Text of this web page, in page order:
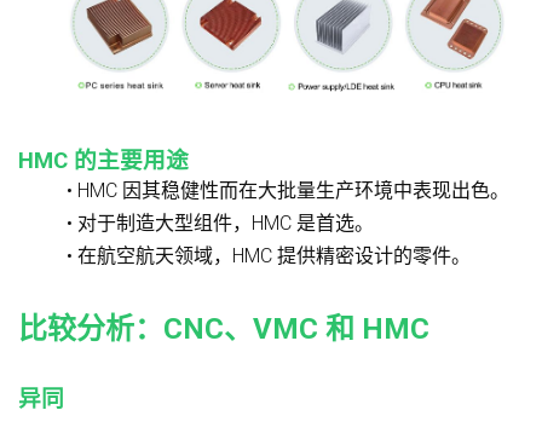
HMC 的主要用途
• HMC 因其稳健性而在大批量生产环境中表现出色。
• 对于制造大型组件，HMC 是首选。
• 在航空航天领域，HMC 提供精密设计的零件。
比较分析：CNC、VMC 和 HMC
异同